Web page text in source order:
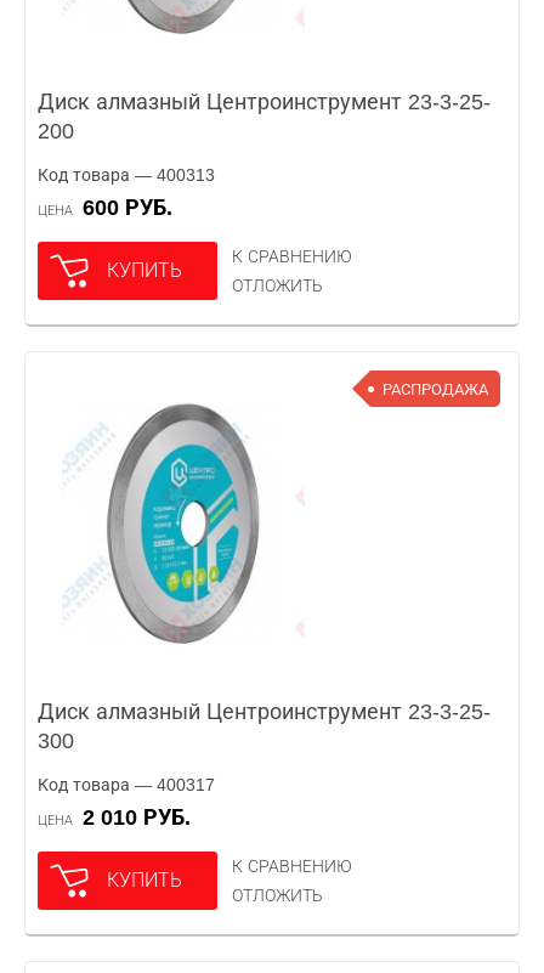
Диск алмазный Центроинструмент 23-3-25-
200
Код товара — 400313
ЦЕНА 600 РУБ.
КУПИТЬ
К СРАВНЕНИЮ
ОТЛОЖИТЬ
РАСПРОДАЖА
Диск алмазный Центроинструмент 23-3-25-
300
Код товара — 400317
ЦЕНА 2 010 РУБ.
КУПИТЬ
К СРАВНЕНИЮ
ОТЛОЖИТЬ